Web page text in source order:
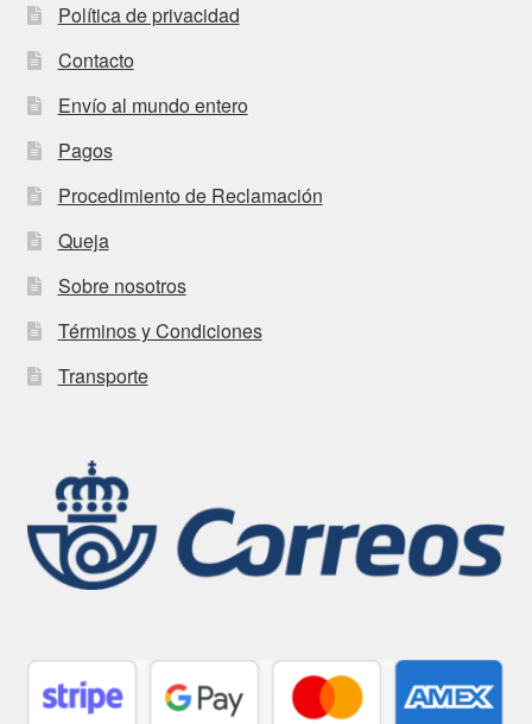
Política de privacidad
Contacto
Envío al mundo entero
Pagos
Procedimiento de Reclamación
Queja
Sobre nosotros
Términos y Condiciones
Transporte